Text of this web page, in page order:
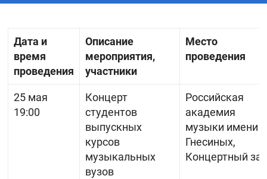
Дата и
время
проведения
Описание
мероприятия,
участники
Место
проведения
25 мая
19:00
Концерт
студентов
выпускных
курсов
музыкальных
вузов
Российская
академия
музыки имени
Гнесиных,
Концертный